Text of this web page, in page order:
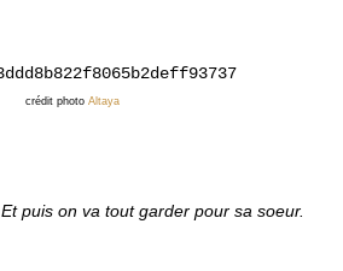
crédit photo Altaya
Et puis on va tout garder pour sa soeur.